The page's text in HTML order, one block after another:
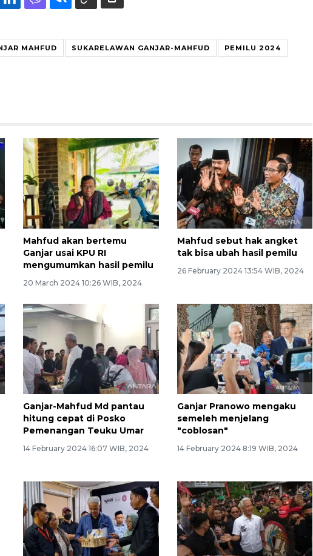
MAHFUD SUKARELAWAN GANJAR-MAHFUD PEMILU 2024
Mahfud akan bertemu
Ganjar usai KPU RI
mengumumkan hasil pemilu
20 March 2024 10:26 WIB, 2024
Mahfud sebut hak angket
tak bisa ubah hasil pemilu
26 February 2024 13:54 WIB, 2024
Ganjar-Mahfud Md pantau
hitung cepat di Posko
Pemenangan Teuku Umar
14 February 2024 16:07 WIB, 2024
Ganjar Pranowo mengaku
semeleh menjelang
"coblosan"
14 February 2024 8:19 WIB, 2024